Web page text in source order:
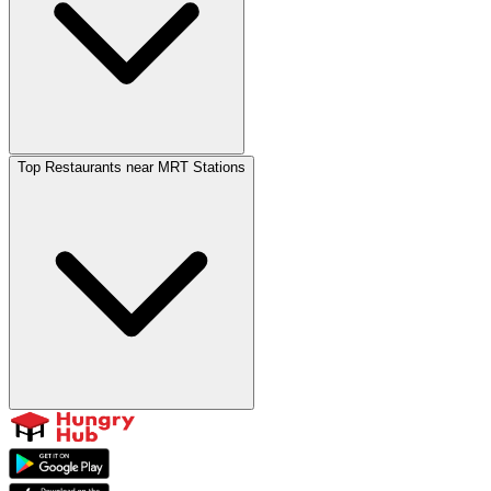
Top Restaurants near MRT Stations